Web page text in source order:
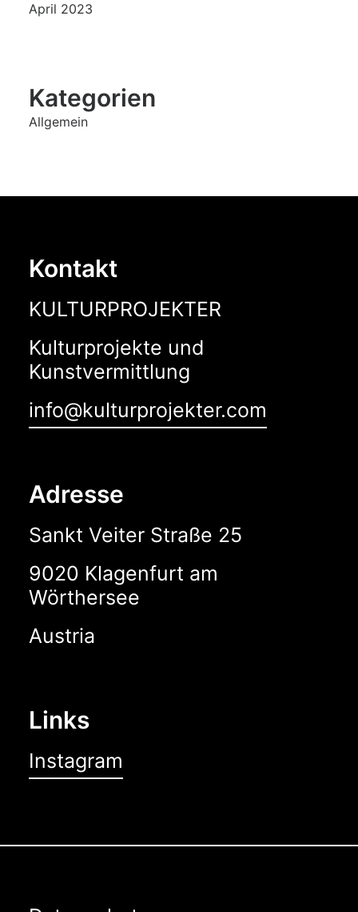
April 2023
Kategorien
Allgemein
Kontakt
KULTURPROJEKTER
Kulturprojekte und
Kunstvermittlung
info@kulturprojekter.com
Adresse
Sankt Veiter Straße 25
9020 Klagenfurt am
Wörthersee
Austria
Links
Instagram